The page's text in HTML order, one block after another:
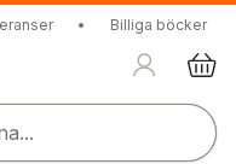
• Billiga böcker